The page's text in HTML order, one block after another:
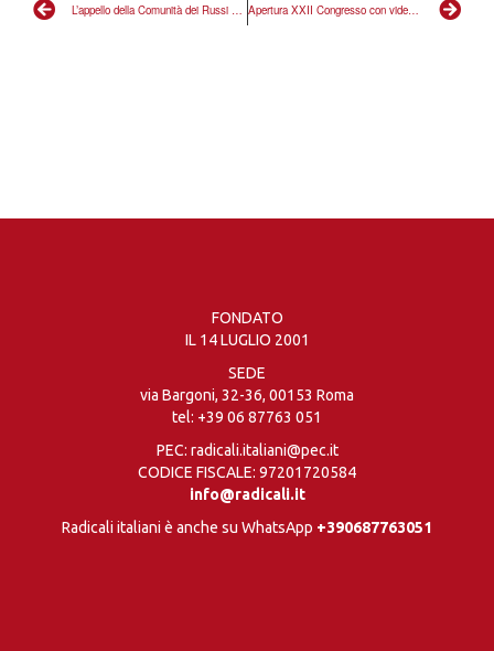
Apertura XXII Congresso con video sul massacro di Hamas
FONDATO
IL 14 LUGLIO 2001
SEDE
via Bargoni, 32-36, 00153 Roma
tel: +39 06 87763 051
PEC: radicali.italiani@pec.it
CODICE FISCALE: 97201720584
info@radicali.it
Radicali italiani è anche su WhatsApp +390687763051